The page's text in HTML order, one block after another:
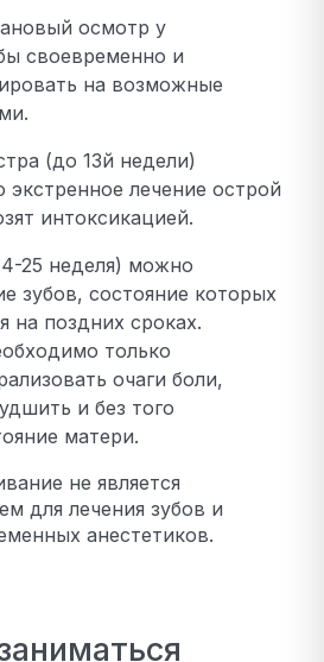
осмотр у
своевременно и
на возможные
(до 13й недели)
экстренное лечение острой
интоксикацией.
25 неделя) можно
зубов, состояние которых
на поздних сроках.
только
очаги боли,
и без того
матери.
не является
для лечения зубов и
анестетиков.